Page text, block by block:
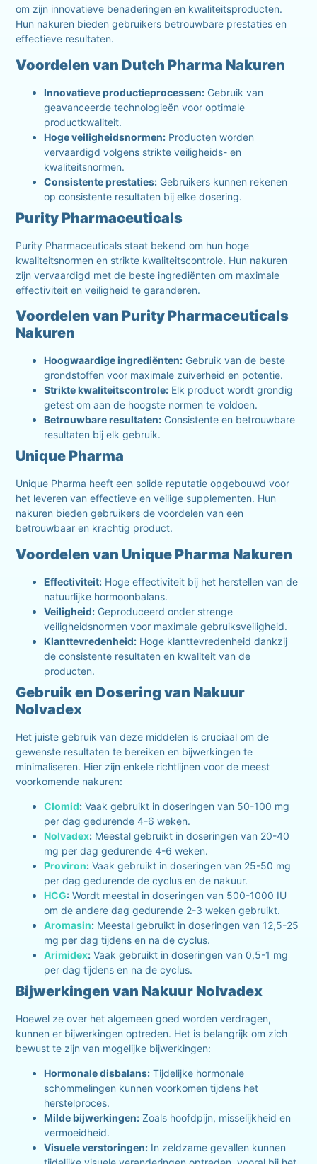
om zijn innovatieve benaderingen en kwaliteitsproducten.
Hun nakuren bieden gebruikers betrouwbare prestaties en
effectieve resultaten.
Voordelen van Dutch Pharma Nakuren
Innovatieve productieprocessen: Gebruik van
geavanceerde technologieën voor optimale
productkwaliteit.
Hoge veiligheidsnormen: Producten worden
vervaardigd volgens strikte veiligheids- en
kwaliteitsnormen.
Consistente prestaties: Gebruikers kunnen rekenen
op consistente resultaten bij elke dosering.
Purity Pharmaceuticals
Purity Pharmaceuticals staat bekend om hun hoge
kwaliteitsnormen en strikte kwaliteitscontrole. Hun nakuren
zijn vervaardigd met de beste ingrediënten om maximale
effectiviteit en veiligheid te garanderen.
Voordelen van Purity Pharmaceuticals
Nakuren
Hoogwaardige ingrediënten: Gebruik van de beste
grondstoffen voor maximale zuiverheid en potentie.
Strikte kwaliteitscontrole: Elk product wordt grondig
getest om aan de hoogste normen te voldoen.
Betrouwbare resultaten: Consistente en betrouwbare
resultaten bij elk gebruik.
Unique Pharma
Unique Pharma heeft een solide reputatie opgebouwd voor
het leveren van effectieve en veilige supplementen. Hun
nakuren bieden gebruikers de voordelen van een
betrouwbaar en krachtig product.
Voordelen van Unique Pharma Nakuren
Effectiviteit: Hoge effectiviteit bij het herstellen van de
natuurlijke hormoonbalans.
Veiligheid: Geproduceerd onder strenge
veiligheidsnormen voor maximale gebruiksveiligheid.
Klanttevredenheid: Hoge klanttevredenheid dankzij
de consistente resultaten en kwaliteit van de
producten.
Gebruik en Dosering van Nakuur
Nolvadex
Het juiste gebruik van deze middelen is cruciaal om de
gewenste resultaten te bereiken en bijwerkingen te
minimaliseren. Hier zijn enkele richtlijnen voor de meest
voorkomende nakuren:
Clomid: Vaak gebruikt in doseringen van 50-100 mg
per dag gedurende 4-6 weken.
Nolvadex: Meestal gebruikt in doseringen van 20-40
mg per dag gedurende 4-6 weken.
Proviron: Vaak gebruikt in doseringen van 25-50 mg
per dag gedurende de cyclus en de nakuur.
HCG: Wordt meestal in doseringen van 500-1000 IU
om de andere dag gedurende 2-3 weken gebruikt.
Aromasin: Meestal gebruikt in doseringen van 12,5-25
mg per dag tijdens en na de cyclus.
Arimidex: Vaak gebruikt in doseringen van 0,5-1 mg
per dag tijdens en na de cyclus.
Bijwerkingen van Nakuur Nolvadex
Hoewel ze over het algemeen goed worden verdragen,
kunnen er bijwerkingen optreden. Het is belangrijk om zich
bewust te zijn van mogelijke bijwerkingen:
Hormonale disbalans: Tijdelijke hormonale
schommelingen kunnen voorkomen tijdens het
herstelproces.
Milde bijwerkingen: Zoals hoofdpijn, misselijkheid en
vermoeidheid.
Visuele verstoringen: In zeldzame gevallen kunnen